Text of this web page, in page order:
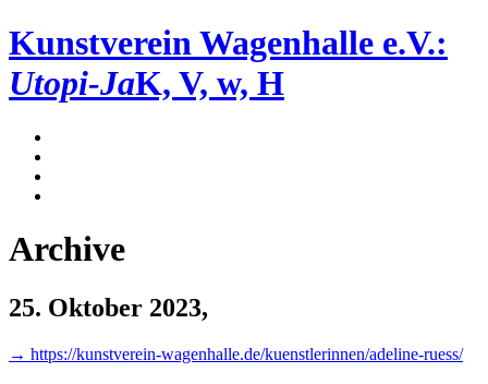
Kunstverein Wagenhalle e.V.:
Utopi-JaK, V, w, H
Archive
25. Oktober 2023,
→ https://kunstverein-wagenhalle.de/kuenstlerinnen/adeline-ruess/